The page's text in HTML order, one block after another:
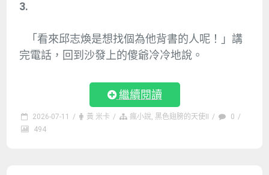
3.
「看來邱志煥是想找個為他背書的人呢！」講
完電話，回到沙發上的傻爺冷冷地說。
繼續閱讀
2026-07-11 / 黃 米卡 / 瘋小說, 黑色翅膀的天使II / 0 /
494